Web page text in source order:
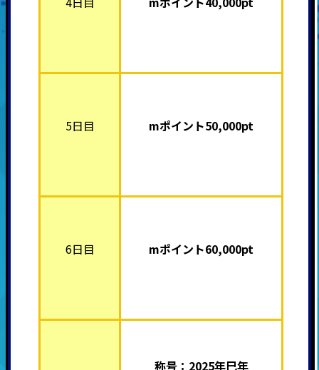
5日目 mポイント50,000pt
6日目 mポイント60,000pt
称号：2025年巳年